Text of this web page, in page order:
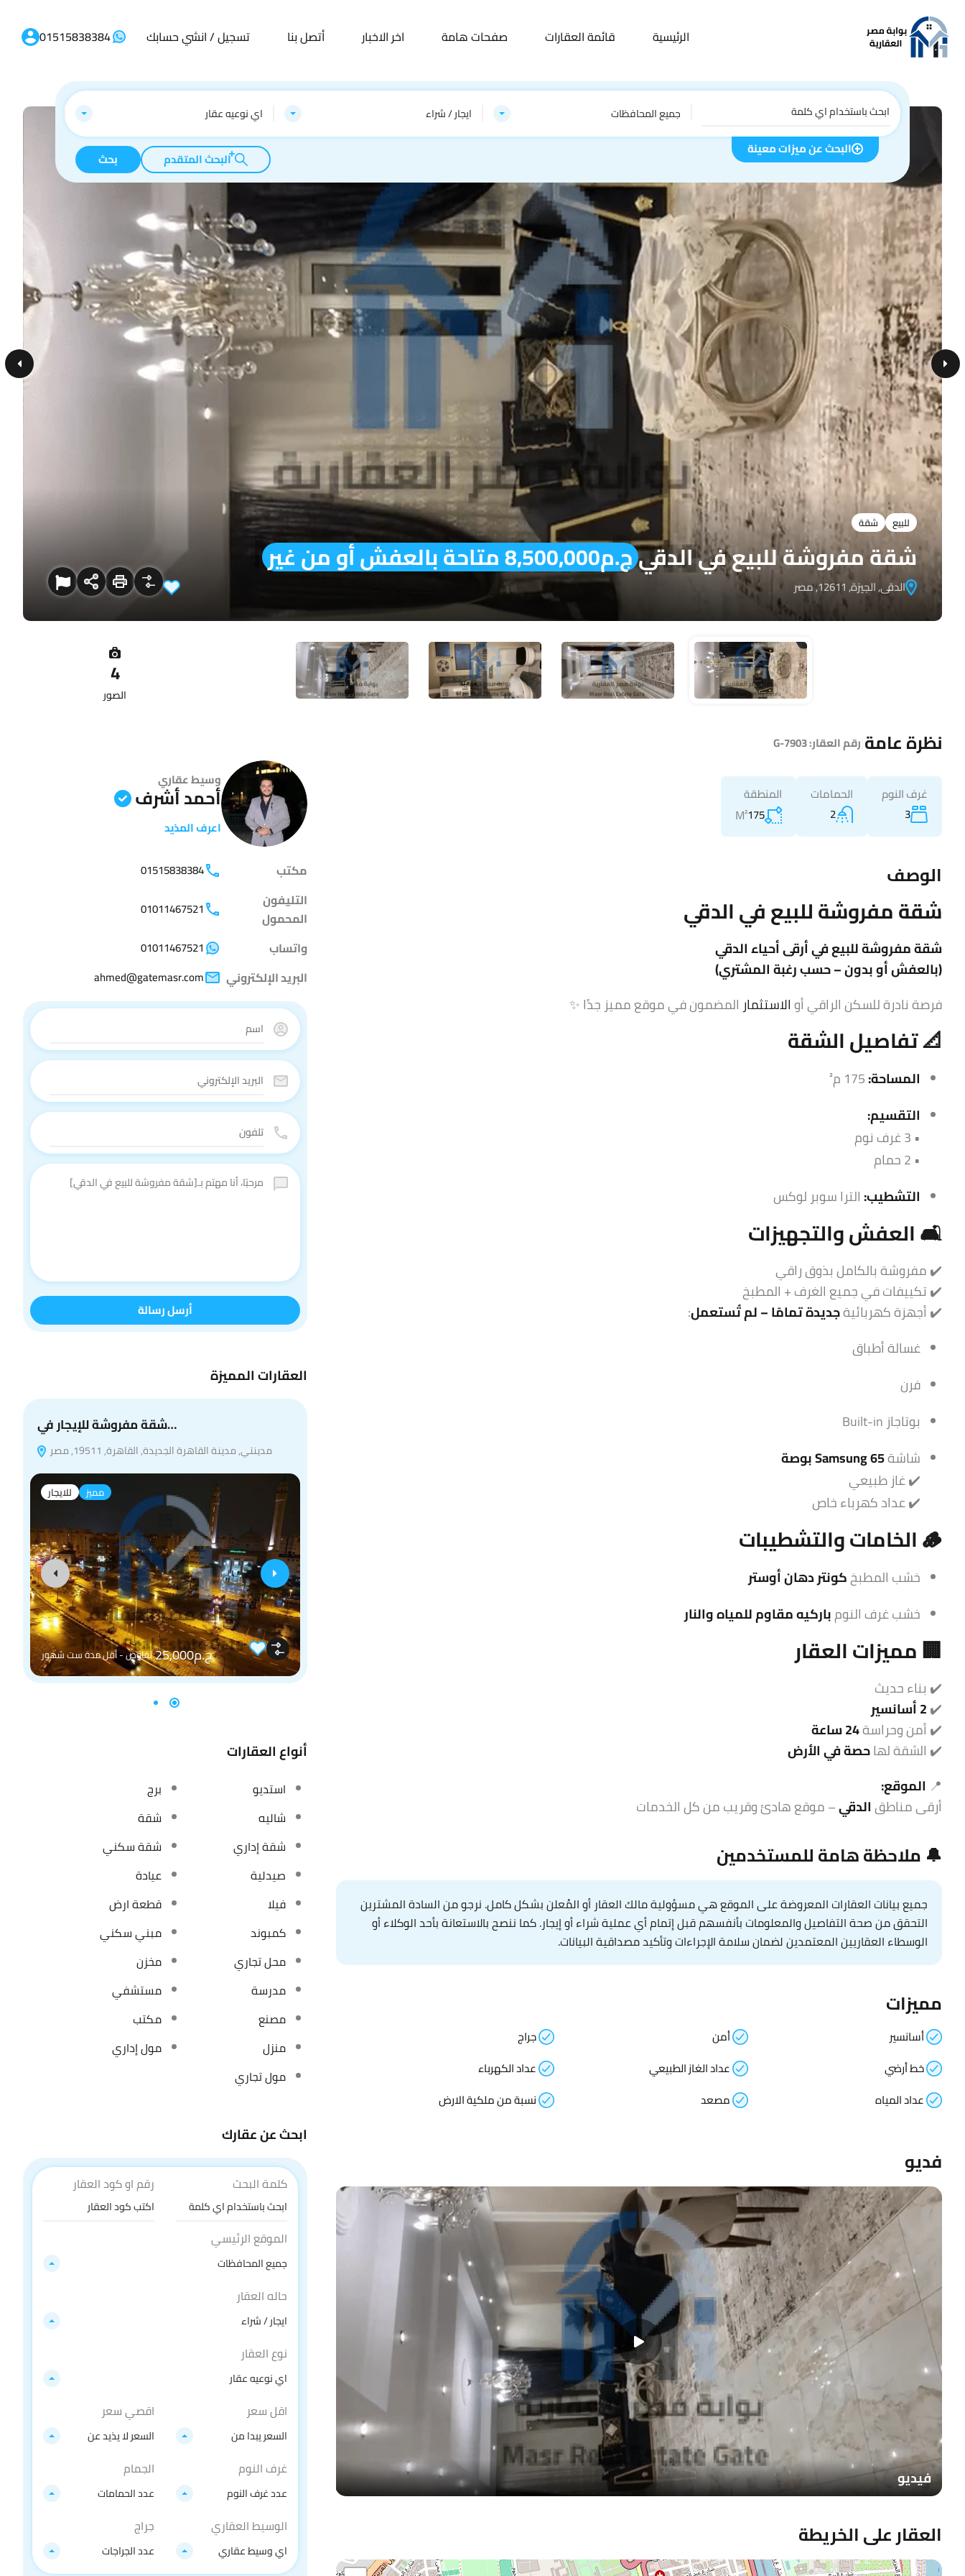
الرئيسية قائمة العقارات صفحات هامة اخر الاخبار أتصل بنا تسجيل / انشي حسابك 01515838384
جميع المحافظات ايجار / شراء اي نوعيه عقار
البحث عن ميزات معينة
البحث المتقدم بحث
للبيع شقة
شقة مفروشة للبيع في الدقيج.م8,500,000 متاحة بالعفش أو من غير
الدقى, الجيزة, 12611, مصر
4
الصور
نظرة عامة رقم العقار:G-7903
غرف النوم
3
الحمامات
2
المنطقة
175
M²
الوصف
شقةمفروشة للبيع في الدقي
شقةمفروشة للبيع في أرقى أحياءالدقي
(بالعفش أو بدون – حسب رغبة المشتري)
فرصة نادرة للسكن الراقي أوالاستثمار المضمون في موقع مميز جدًا ✨
📐تفاصيل الشقة
المساحة:
التقسيم:
• 3 غرف نوم
• 2 حمام
التشطيب: الترا سوبر لوكس
🛋️ العفش والتجهيزات
✔️ مفروشة بالكامل بذوق راقي
✔️ تكييفات في جميع الغرف + المطبخ
✔️ أجهزة كهربائيةجديدة تمامًا – لم تُستعمل:
غسالة أطباق
فرن
بوتاجاز Built-in
شاشةSamsung 65 بوصة
✔️ غاز طبيعي
✔️ عداد كهرباء خاص
🪵 الخامات والتشطيبات
خشب المطبخكونتر دهان أوستر
خشب غرف النومباركيه مقاوم للمياه والنار
🏢 مميزات العقار
✔️ بناء حديث
✔️2 أسانسير
✔️ أمن وحراسة24 ساعة
✔️ الشقة لهاحصة في الأرض
📍 الموقع:
أرقى مناطقالدقي– موقع هادئ وقريب من كل الخدمات
🔔 ملاحظة هامة للمستخدمين
جميع بيانات العقارات المعروضة على الموقع هي مسؤولية مالك العقار أو المُعلن بشكل كامل. نرجو من السادة المشترين
التحقق من صحة التفاصيل والمعلومات بأنفسهم قبل إتمام أي عملية شراء أو إيجار. كما ننصح بالاستعانة بأحد الوكلاء أو
الوسطاء العقاريين المعتمدين لضمان سلامة الإجراءات وتأكيد مصداقية البيانات.
مميزات
أسانسير أمن
جراج
خط أرضي
عداد الغاز الطبيعي
عداد الكهرباء
عداد المياه
مصعد نسبة من ملكية الارض
فديو
فيديو
العقار على الخريطة
وسيط عقاري
أحمد أشرف
اعرف المذيد
مكتب 01515838384
التليفون
المحمول
01011467521
واتساب 01011467521
البريد الإلكتروني ahmed@gatemasr.com
أرسل رسالة
العقارات المميزة
شقة مفروشة للإيجار في…
مدينتي, مدينة القاهرة الجديدة, القاهرة, 19511, مصر
للايجار مميز
ج.م25,000 تفاوض - أقل مدة ست شهور
أنواع العقارات
استديو
برج
شاليه
شقة
شقة إداري
شقة سكني
صيدلية
عيادة
فيلا
قطعة ارض
كمبوند
مبني سكني
محل تجاري
مخزن
مدرسة
مستشفي
مصنع
مكتب
منزل
مول إداري
مول تجاري
ابحث عن عقارك
كلمة البحث رقم او كود العقار
الموقع الرئيسي
جميع المحافظات
حاله العقار
ايجار / شراء
نوع العقار
اي نوعيه عقار
اقل سعر
السعر يبدا من
اقصي سعر
السعر لا يذيد عن
غرف النوم
عدد غرف النوم
الجمام
عدد الحمامات
الوسيط العقاري
اي وسيط عقاري
جراج
عدد الجراجات